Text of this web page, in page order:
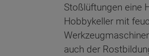
Stoßlüftungen eine
Hobbykeller mit
auch der